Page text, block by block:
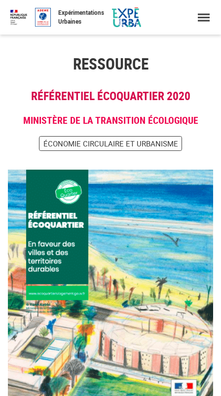
contenu
une
recherche
Expérimentations
Urbaines
RESSOURCE
RÉFÉRENTIEL ÉCOQUARTIER 2020
MINISTÈRE DE LA TRANSITION ÉCOLOGIQUE
ÉCONOMIE CIRCULAIRE ET URBANISME